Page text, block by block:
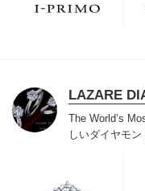
LAZARE
The World’s
しいダイヤモ
られ120年を超
にこだわり続け